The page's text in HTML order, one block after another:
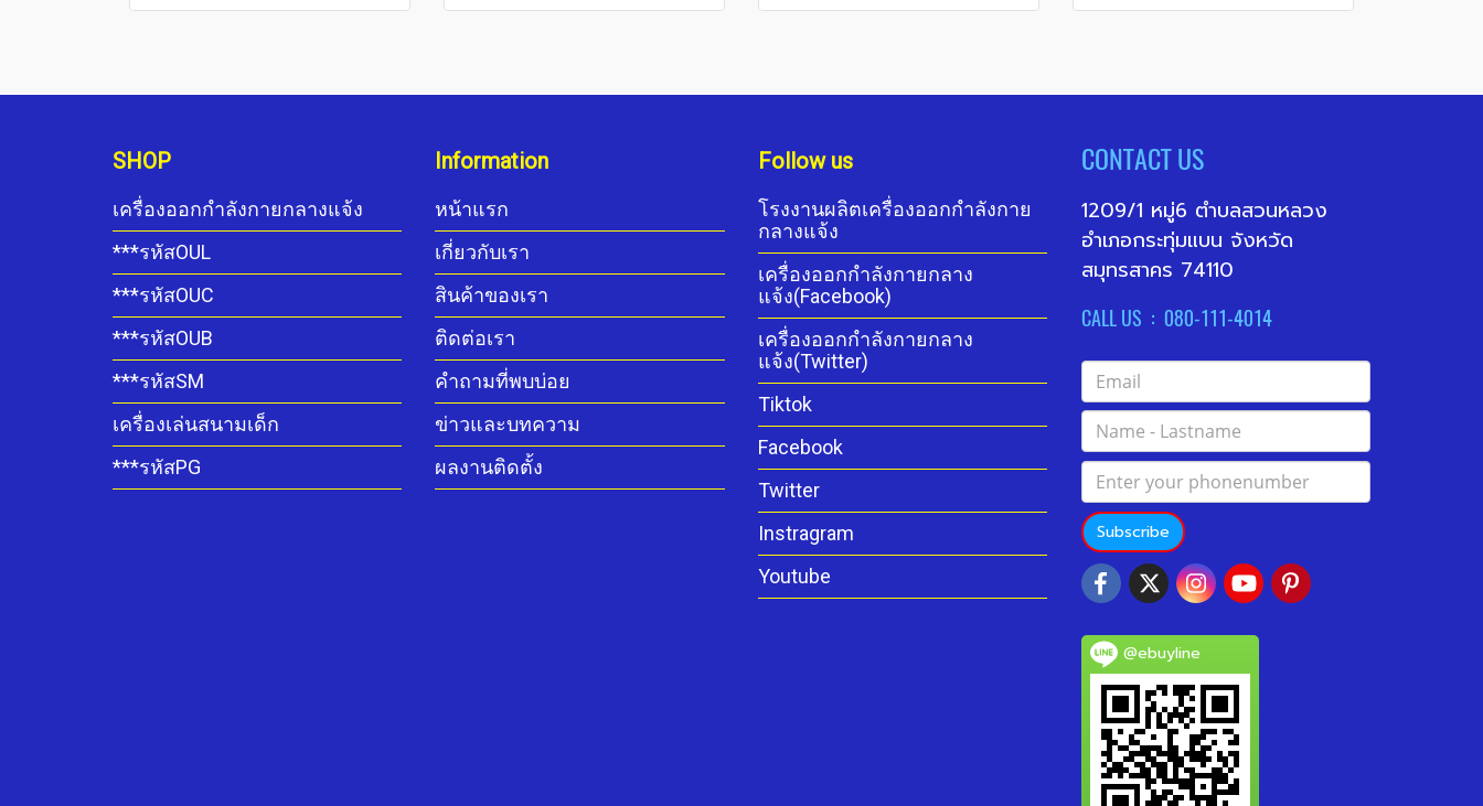
SHOP
เครื่องออกกำลังกายกลางแจ้ง
***รหัสOUL
***รหัสOUC
***รหัสOUB
***รหัสSM
เครื่องเล่นสนามเด็ก
***รหัสPG
Information
หน้าแรก
เกี่ยวกับเรา
สินค้าของเรา
ติดต่อเรา
คำถามที่พบบ่อย
ข่าวและบทความ
ผลงานติดตั้ง
Follow us
โรงงานผลิตเครื่องออกกำลังกาย
กลางแจ้ง
เครื่องออกกำลังกายกลาง
แจ้ง(Facebook)
เครื่องออกกำลังกายกลาง
แจ้ง(Twitter)
Tiktok
Facebook
Twitter
Instragram
Youtube
CONTACT US
1209/1 หมู่6 ตำบลสวนหลวง
อำเภอกระทุ่มแบน จังหวัด
สมุทรสาคร 74110
CALL US : 080-111-4014
Subscribe
@ebuyline